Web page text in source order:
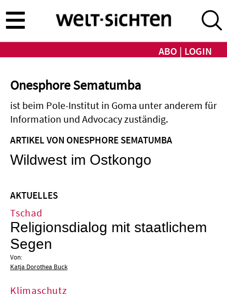
zum
Inhalt
ABO LOGIN
Onesphore Sematumba
ist beim Pole-Institut in Goma unter anderem für
Information und Advocacy zuständig.
ARTIKEL VON ONESPHORE SEMATUMBA
Wildwest im Ostkongo
AKTUELLES
Tschad
Religionsdialog mit staatlichem
Segen
Von:
Katja Dorothea Buck
Klimaschutz